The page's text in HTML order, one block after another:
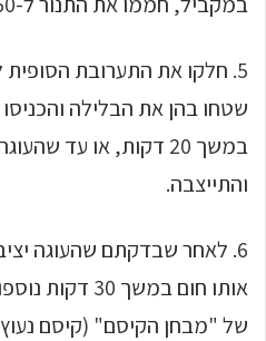
שטחו בהן את הבלילה
במשך 20 דקות, או עד
והתייצבה.
6. לאחר שבדקתם שהעוגה
אותו חום במשך
של "מבחן הקיסם" (קיסם נעוץ